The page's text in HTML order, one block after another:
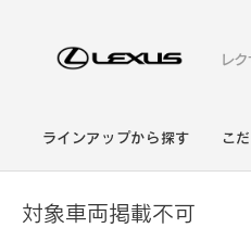
レ
ラインアップから探す こ
対象車両掲載不可